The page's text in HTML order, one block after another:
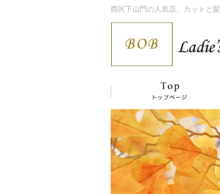
西区下山門の人気店、カットと